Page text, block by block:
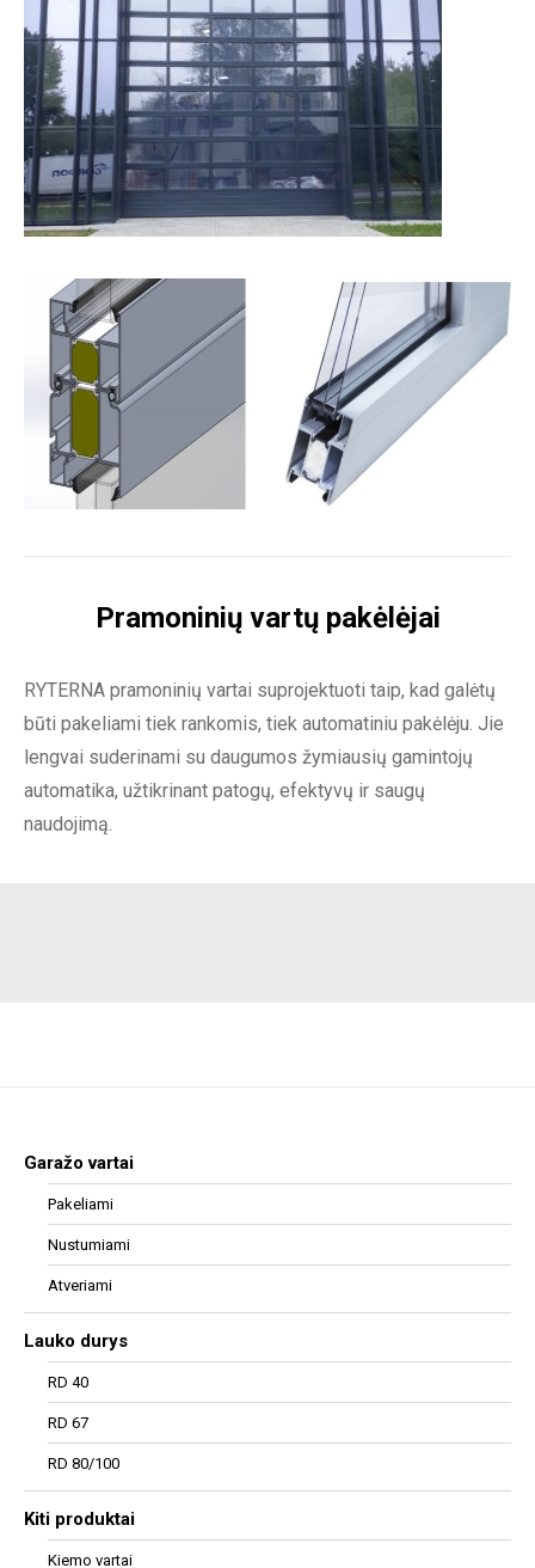
Pramoninių vartų pakėlėjai
RYTERNA pramoninių vartai suprojektuoti taip, kad galėtų
būti pakeliami tiek rankomis, tiek automatiniu pakėlėju. Jie
lengvai suderinami su daugumos žymiausių gamintojų
automatika, užtikrinant patogų, efektyvų ir saugų
naudojimą.
Garažo vartai
Pakeliami
Nustumiami
Atveriami
Lauko durys
RD 40
RD 67
RD 80/100
Kiti produktai
Kiemo vartai